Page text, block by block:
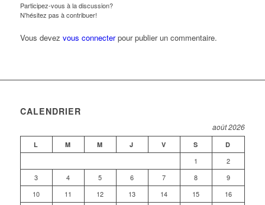
Participez-vous à la discussion?
N'hésitez pas à contribuer!
Vous devez vous connecterpour publier un commentaire.
CALENDRIER
août 2026
L M M J V S D
1
2
3
4 5 6 7 8
9
10
11 12 13 14 15
16